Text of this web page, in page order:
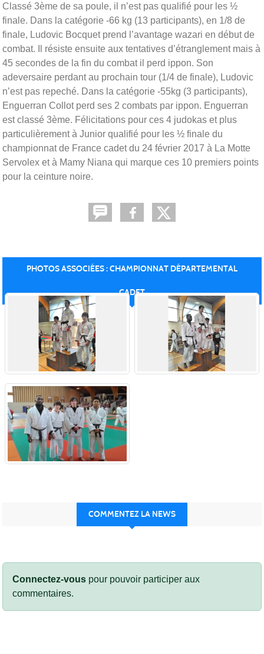
Classé 3ème de sa poule, il n’est pas qualifié pour les ½
finale. Dans la catégorie -66 kg (13 participants), en 1/8 de
finale, Ludovic Bocquet prend l’avantage wazari en début de
combat. Il résiste ensuite aux tentatives d’étranglement mais à
45 secondes de la fin du combat il perd ippon. Son
adeversaire perdant au prochain tour (1/4 de finale), Ludovic
n’est pas repeché. Dans la catégorie -55kg (3 participants),
Enguerran Collot perd ses 2 combats par ippon. Enguerran
est classé 3ème. Félicitations pour ces 4 judokas et plus
particulièrement à Junior qualifié pour les ½ finale du
championnat de France cadet du 24 février 2017 à La Motte
Servolex et à Mamy Niana qui marque ces 10 premiers points
pour la ceinture noire.
PHOTOS ASSOCIÉES : CHAMPIONNAT DÉPARTEMENTAL
CADET
COMMENTEZ LA NEWS
Connectez-vous pour pouvoir participer aux
commentaires.